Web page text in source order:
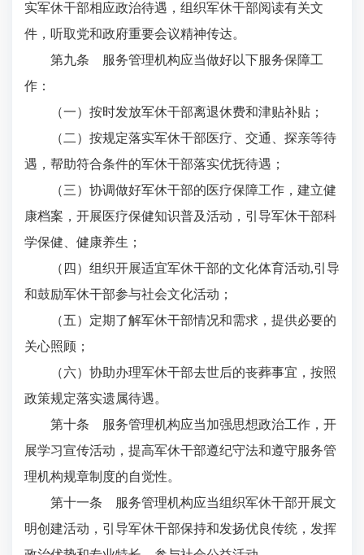
实军休干部相应政治待遇，组织军休干部阅读有关文
件，听取党和政府重要会议精神传达。
第九条 服务管理机构应当做好以下服务保障工
作：
（一）按时发放军休干部离退休费和津贴补贴；
（二）按规定落实军休干部医疗、交通、探亲等待
遇，帮助符合条件的军休干部落实优抚待遇；
（三）协调做好军休干部的医疗保障工作，建立健
康档案，开展医疗保健知识普及活动，引导军休干部科
学保健、健康养生；
（四）组织开展适宜军休干部的文化体育活动,引导
和鼓励军休干部参与社会文化活动；
（五）定期了解军休干部情况和需求，提供必要的
关心照顾；
（六）协助办理军休干部去世后的丧葬事宜，按照
政策规定落实遗属待遇。
第十条 服务管理机构应当加强思想政治工作，开
展学习宣传活动，提高军休干部遵纪守法和遵守服务管
理机构规章制度的自觉性。
第十一条 服务管理机构应当组织军休干部开展文
明创建活动，引导军休干部保持和发扬优良传统，发挥